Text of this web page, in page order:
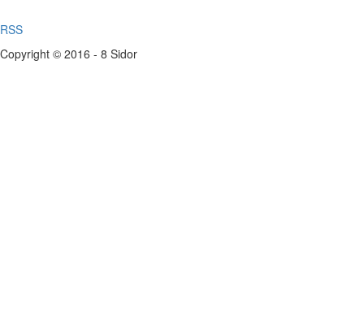
RSS
Copyright © 2016 - 8 Sidor